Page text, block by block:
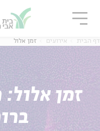
דף הבית אירועים זמן אלול
זמן אלול:
סגור